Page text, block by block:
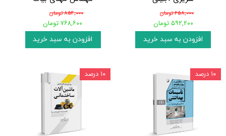
۶۵۸,۰۰۰ تومان
۵۹۲,۲۰۰ تومان
افزودن به سبد خرید
۸۵۴,۰۰۰ تومان
۷۶۸,۶۰۰ تومان
افزودن به سبد خرید
۱۰ درصد ۱۰ درصد